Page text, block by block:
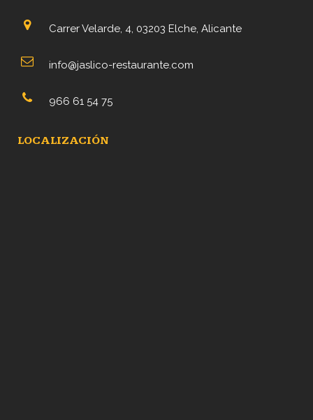
Carrer Velarde, 4, 03203 Elche, Alicante
info@jaslico-restaurante.com
966 61 54 75
LOCALIZACIÓN